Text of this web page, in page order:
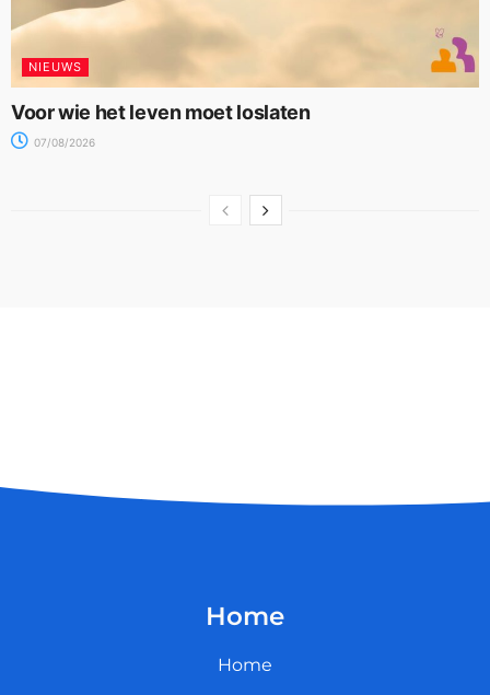
NIEUWS
Voor wie het leven moet loslaten
07/08/2026
Home
Home